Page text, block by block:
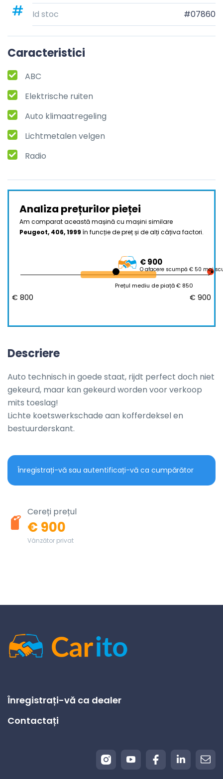
Id stoc
#07860
Caracteristici
ABC
Elektrische ruiten
Auto klimaatregeling
Lichtmetalen velgen
Radio
Analiza prețurilor pieței
Am comparat această mașină cu mașini similare
Peugeot, 406, 1999 în funcție de preț și de alți câțiva factori.
€ 900
O afacere scumpă € 50 mai
Prețul mediu de piață € 850
€ 800 € 900
Descriere
Auto technisch in goede staat, rijdt perfect doch niet
gekeurd, maar kan gekeurd worden voor verkoop
mits toeslag!
Lichte koetswerkschade aan kofferdeksel en
bestuurderskant.
Înregistrați-vă sau autentificați-vă ca cumpărător
Cereți prețul
€ 900
Vânzător privat
Înregistrați-vă ca dealer
Contactați